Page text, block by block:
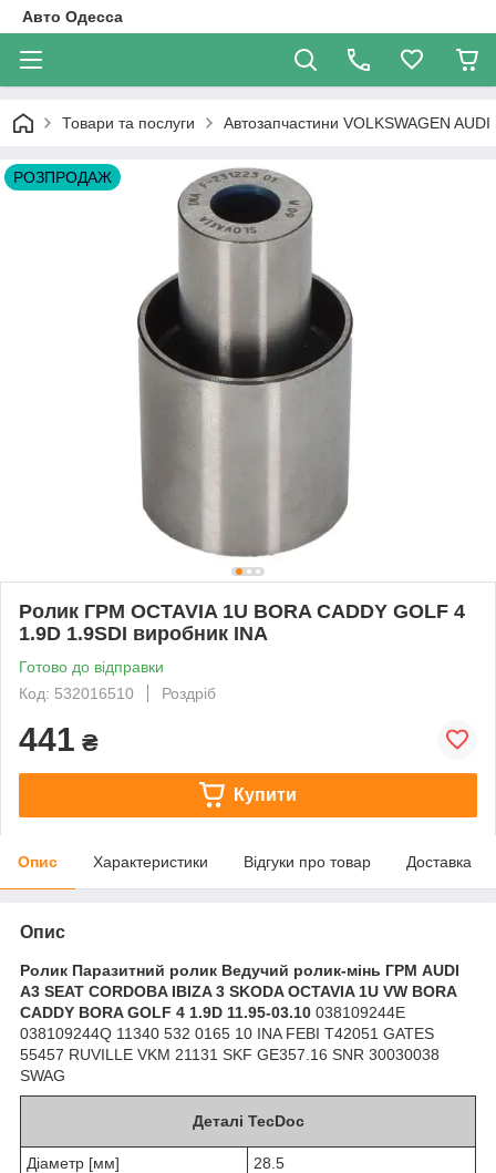
Авто Одесса
Товари та послуги Автозапчастини VOLKSWAGEN AUDI
РОЗПРОДАЖ
Ролик ГРМ OCTAVIA 1U BORA CADDY GOLF 4
1.9D 1.9SDI виробник INA
Готово до відправки
Код: 532016510
Роздріб
441 ₴
Купити
Опис Характеристики Відгуки про товар Доставка
Опис
Ролик Паразитний ролик Ведучий ролик-мінь ГРМ AUDI
A3 SEAT CORDOBA IBIZA 3 SKODA OCTAVIA 1U VW BORA
CADDY BORA GOLF 4 1.9D 11.95-03.10 038109244E
038109244Q 11340 532 0165 10 INA FEBI T42051 GATES
55457 RUVILLE VKM 21131 SKF GE357.16 SNR 30030038
SWAG
Деталі TecDoc
Діаметр [мм]
28.5